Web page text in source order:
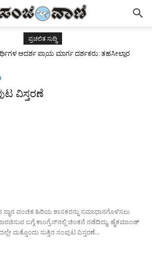
ಪ್ರಚಲಿತ ಸುದ್ಧಿ
ಆದರ್ಶ ಪ್ರಾಯ ಮಾರ್ಗ ದರ್ಶಕರು: ತಹಸೀಲ್ದಾರ
ವಿಸ್ತರಣೆ
ವಂಚಿತ ಹಿರಿಯ ಶಾಸಕರನ್ನು ಸಮಾಧಾನಗೊಳಿಸಲು
ಬಗ್ಗೆ ಕಾಂಗ್ರೆಸ್‌ನಲ್ಲಿ ಚಿಂತನೆ ನಡೆದಿದ್ದು, ಹೈಕಮಾಂಡ್
ಮತ್ತೊಂದು ಸುತ್ತಿನ ಸಂಪುಟ ವಿಸ್ತರಣೆ...